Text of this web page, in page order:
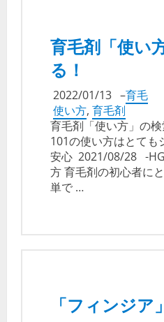
育毛剤「使い
る！
2022/01/13 –育毛
使い方, 育毛剤
育毛剤「使い方」の
101の使い方はとても
安心 2021/08/28 -
方 育毛剤の初心者に
単で …
「フィンジア